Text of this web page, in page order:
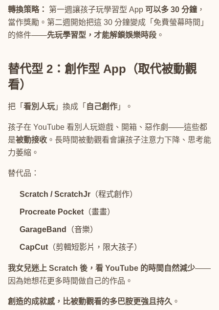
轉換策略： 第一週讓孩子玩學習型 App 可以多 30 分鐘，
當作獎勵。第二週開始把這 30 分鐘變成「免費螢幕時間」
的條件——先玩學習型，才能解鎖娛樂時段 。
替代型 2：創作型 App（取代被動觀
看）
把「 看別人玩」換成「 自己創作 」。
孩子在 YouTube 看別人玩遊戲、開箱、惡作劇——這些都
是被動接收 。長時間被動觀看會讓孩子注意力下降、思考能
力萎縮。
替代品：
Scratch / ScratchJr （程式創作）
Procreate Pocket （畫畫）
GarageBand （音樂）
CapCut （剪輯短影片，限大孩子）
我女兒迷上 Scratch 後，看 YouTube 的時間自然減少——
因為她想花更多時間做自己的作品。
創造的成就感，比被動觀看的多巴胺更強且持久 。